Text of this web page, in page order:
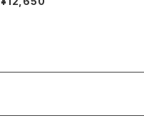
ネチアンチェーンブレスレット